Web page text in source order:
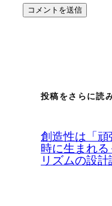
投稿をさらに読
創造性は「
時に生まれ
リズムの設計